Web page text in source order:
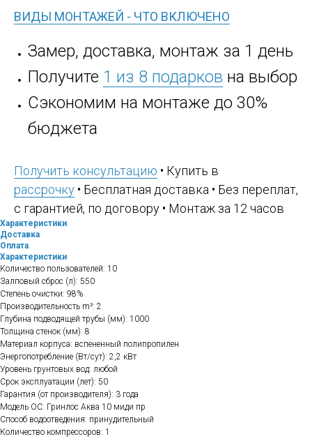
ВИДЫ МОНТАЖЕЙ - ЧТО ВКЛЮЧЕНО
Замер, доставка, монтаж за 1 день
Получите 1 из 8 подарков на выбор
Сэкономим на монтаже до 30%
бюджета
Получить консультацию • Купить в
рассрочку • Бесплатная доставка • Без переплат,
с гарантией, по договору • Монтаж за 12 часов
Характеристики
Доставка
Оплата
Характеристики
Количество пользователей: 10
Залповый сброс (л): 550
Степень очистки: 98%
Производительность m³: 2
Глубина подводящей трубы (мм): 1000
Толщина стенок (мм): 8
Материал корпуса: вспененный полипропилен
Энергопотребление (Вт/сут): 2,2 кВт
Уровень грунтовых вод: любой
Срок эксплуатации (лет): 50
Гарантия (от производителя): 3 года
Модель ОС: Гринлос Аква 10 миди пр
Способ водоотведения: принудительный
Количество компрессоров: 1